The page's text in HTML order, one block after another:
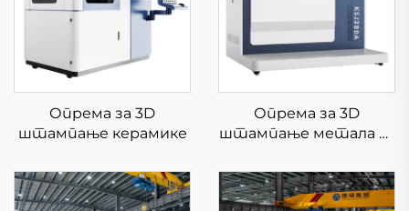
Опрема за 3D
штампање керамике
Опрема за 3D
штампање метала са
KS281MS